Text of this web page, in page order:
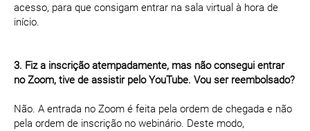
acesso, para que consigam entrar na sala virtual à hora de
início.
3. Fiz a inscrição atempadamente, mas não consegui entrar
no Zoom, tive de assistir pelo YouTube. Vou ser reembolsado?
Não. A entrada no Zoom é feita pela ordem de chegada e não
pela ordem de inscrição no webinário. Deste modo,